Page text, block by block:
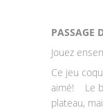
PASSAGE
Jouez
Ce jeu
aimé! Le
plateau,